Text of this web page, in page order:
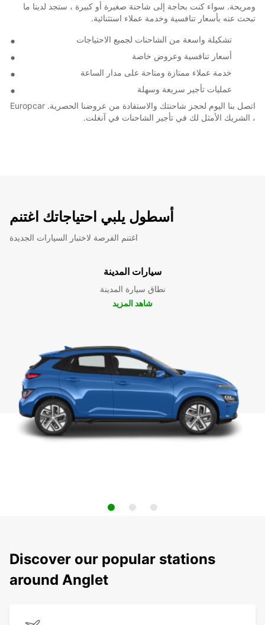
ومريحة. سواء كنت بحاجة إلى شاحنة صغيرة أو كبيرة ، ستجد لدينا ما
تبحث عنه بأسعار تنافسية وخدمة عملاء استثنائية.
تشكيلة واسعة من الشاحنات لجميع الاحتياجات
أسعار تنافسية وعروض خاصة
خدمة عملاء ممتازة ومتاحة على مدار الساعة
عمليات تأجير سريعة وسهلة
اتصل بنا اليوم لحجز شاحنتك والاستفادة من عروضنا الحصرية. Europcar
، الشريك الأمثل لك في تأجير الشاحنات في آنغلت.
أسطول يلبي احتياجاتك اغتنم
اغتنم الفرصة لاختبار السيارات الجديدة
سيارات المدينة
نطاق سيارة المدينة
شاهد المزيد
Discover our popular stations
around Anglet